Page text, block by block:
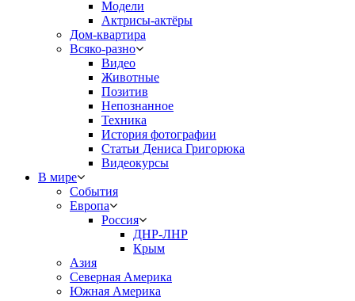
Модели
Актрисы-актёры
Дом-квартира
Всяко-разно
Видео
Животные
Позитив
Непознанное
Техника
История фотографии
Статьи Дениса Григорюка
Видеокурсы
В мире
События
Европа
Россия
ДНР-ЛНР
Крым
Азия
Северная Америка
Южная Америка